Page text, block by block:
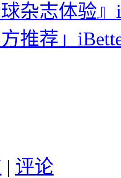
球杂志体验
方推荐」
| 评论